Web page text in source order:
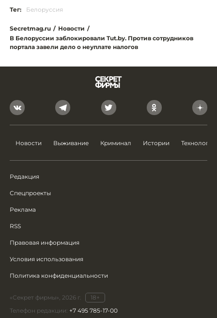
Тег: Белоруссия
Secretmag.ru / Новости /
В Белоруссии заблокировали Tut.by. Против сотрудников
портала завели дело о неуплате налогов
Новости Выживание Криминал Истории Технологии
Редакция
Спецпроекты
Реклама
RSS
Правовая информация
Условия использования
Политика конфиденциальности
«Секрет фирмы», 2026 г.
18+
Телефон редакции: +7 495 785-17-00